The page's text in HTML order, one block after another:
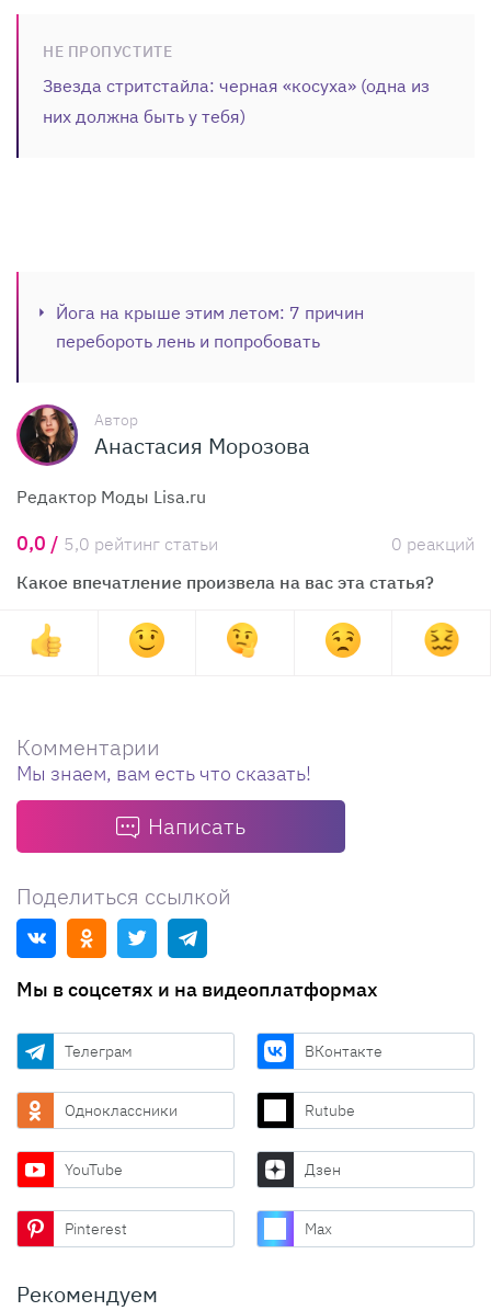
НЕ ПРОПУСТИТЕ
Звезда стритстайла: черная «‎косуха» (одна из
них должна быть у тебя)
Йога на крыше этим летом: 7 причин
перебороть лень и попробовать
Автор
Анастасия Морозова
Редактор Моды Lisa.ru
0,0 / 5,0 рейтинг статьи
0 реакций
Какое впечатление произвела на вас эта статья?
Комментарии
Мы знаем, вам есть что сказать!
Написать
Поделиться ссылкой
Мы в соцсетях и на видеоплатформах
Телеграм ВКонтакте
Одноклассники Rutube
YouTube Дзен
Pinterest Max
Рекомендуем